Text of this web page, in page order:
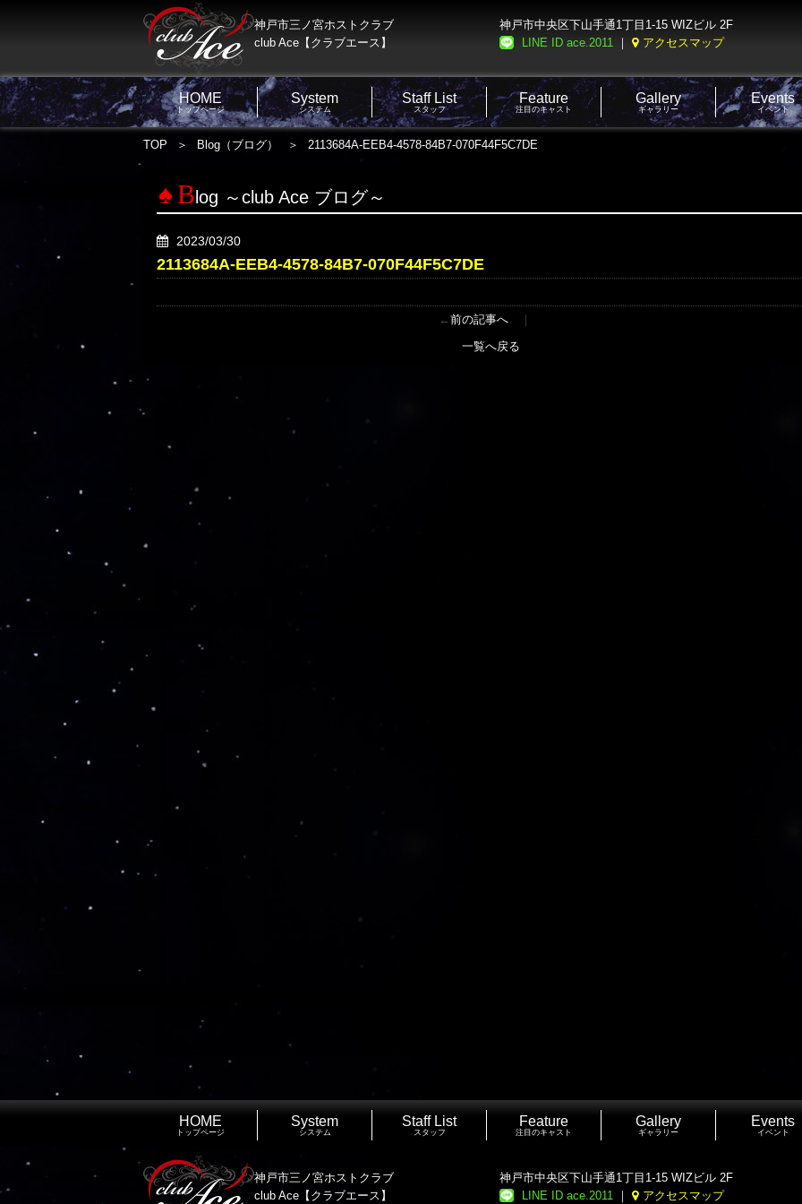
神戸市三ノ宮ホストクラブ
club Ace【クラブエース】
神戸市中央区下山手通1丁目1-15 WIZビル 2F
LINE ID ace.2011 ｜ アクセスマップ
HOME
トップページ
System
システム
Staff List
スタッフ
Feature
注目のキャスト
Gallery
ギャラリー
Events
イベント
TOP Blog（ブログ） 2113684A-EEB4-4578-84B7-070F44F5C7DE
B log ～club Ace ブログ～
2023/03/30
2113684A-EEB4-4578-84B7-070F44F5C7DE
← 前の記事へ｜
一覧へ戻る
HOME
トップページ
System
システム
Staff List
スタッフ
Feature
注目のキャスト
Gallery
ギャラリー
Events
イベント
神戸市三ノ宮ホストクラブ
club Ace【クラブエース】
神戸市中央区下山手通1丁目1-15 WIZビル 2F
LINE ID ace.2011 ｜ アクセスマップ